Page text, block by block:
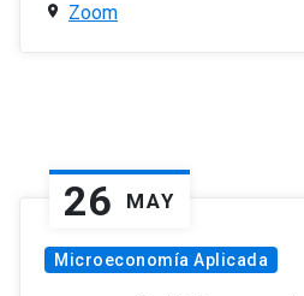
Zoom
26 MAY
Microeconomía Aplicada